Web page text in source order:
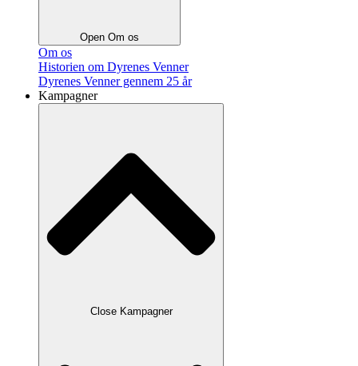
Open Om os
Om os
Historien om Dyrenes Venner
Dyrenes Venner gennem 25 år
Kampagner
Close Kampagner